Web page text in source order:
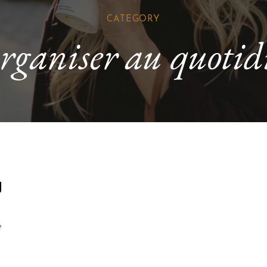
CATEGORY
au